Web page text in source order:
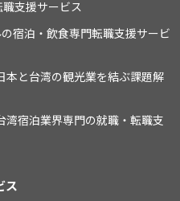
職支援サービス
宿泊・飲食専門転職支援サービ
本と台湾の観光業を結ぶ課題解
湾宿泊業界専門の就職・転職支
ス